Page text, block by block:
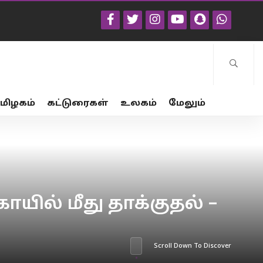
கட்டுரைகள் உலகம் மேலும்
மீது தாக்குதல் –
Scroll Down To Discover